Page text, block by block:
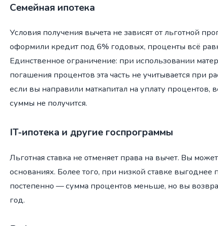
Семейная ипотека
Условия получения вычета не зависят от льготной
оформили кредит под 6% годовых, проценты всё
Единственное ограничение: при использовании
погашения процентов эта часть не учитывается при
если вы направили маткапитал на уплату процентов,
суммы не получится.
IT-ипотека и другие госпрограммы
Льготная ставка не отменяет права на вычет. Вы
основаниях. Более того, при низкой ставке выгоднее
постепенно — сумма процентов меньше, но вы
год.